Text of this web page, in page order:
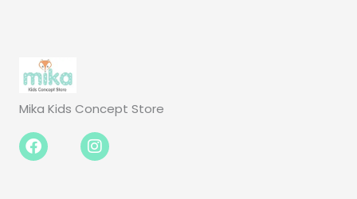
Mika Kids Concept Store
Facebook-
f
Instagram